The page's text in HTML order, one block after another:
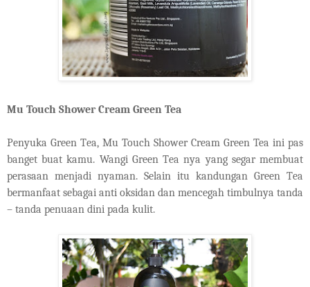
Mu Touch Shower Cream Green Tea
Penyuka Green Tea, Mu Touch Shower Cream Green Tea ini pas
banget buat kamu. Wangi GreenTea nya yang segar membuat
perasaan menjadi nyaman. Selain itu kandungan Green Tea
bermanfaat sebagai anti oksidan dan mencegah timbulnya tanda
– tanda penuaan dini pada kulit.